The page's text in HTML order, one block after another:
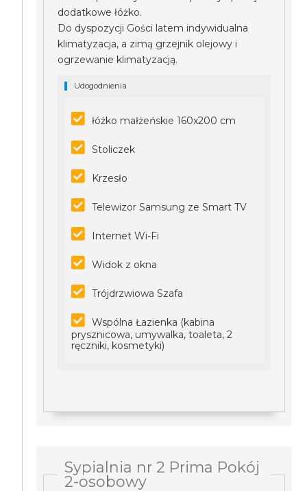
dodatkowe łóżko.
Do dyspozycji Gości latem indywidualna
klimatyzacja, a zimą grzejnik olejowy i
ogrzewanie klimatyzacją.
Udogodnienia
łóżko małżeńskie 160x200 cm
Stoliczek
Krzesło
Telewizor Samsung ze Smart TV
Internet Wi-Fi
Widok z okna
Trójdrzwiowa Szafa
Wspólna Łazienka (kabina
prysznicowa, umywalka, toaleta, 2
ręczniki, kosmetyki)
Sypialnia nr 2 Prima Pokój
2-osobowy